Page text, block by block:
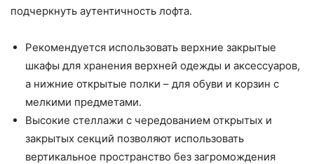
подчеркнуть аутентичность лофта.
Рекомендуется использовать верхние закрытые
шкафы для хранения верхней одежды и аксессуаров,
а нижние открытые полки – для обуви и корзин с
мелкими предметами.
Высокие стеллажи с чередованием открытых и
закрытых секций позволяют использовать
вертикальное пространство без загромождения